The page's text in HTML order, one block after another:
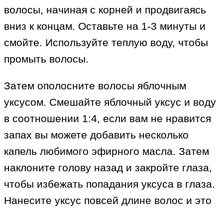
волосы, начиная с корней и продвигаясь
вниз к концам. Оставьте на 1-3 минуты и
смойте. Используйте теплую воду, чтобы
промыть волосы.
Затем ополосните волосы яблочным
уксусом. Смешайте яблочный уксус и воду
в соотношении 1:4, если вам не нравится
запах вы можете добавить несколько
капель любимого эфирного масла. Затем
наклоните голову назад и закройте глаза,
чтобы избежать попадания уксуса в глаза.
Нанесите уксус повсей длине волос и это